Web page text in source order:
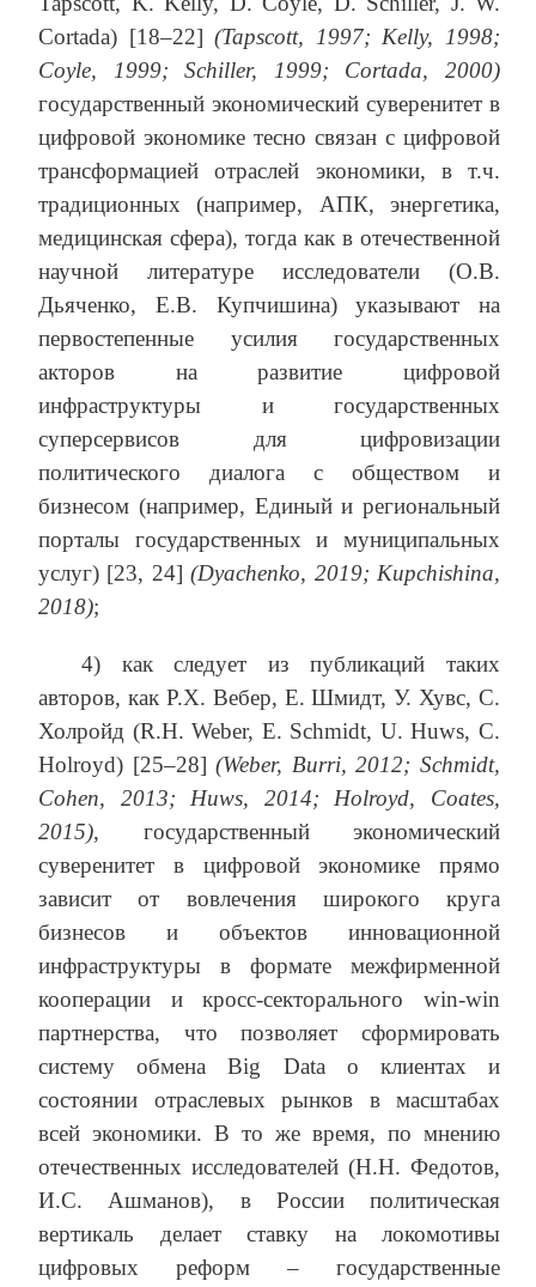
Cortada) [18–22](Tapscott, 1997; Kelly, 1998;
Coyle, 1999; Schiller, 1999; Cortada, 2000)
государственный экономический суверенитет в
цифровой экономике тесно связан с цифровой
трансформацией отраслей экономики, в т.ч.
традиционных (например, АПК, энергетика,
медицинская сфера), тогда как в отечественной
научной литературе исследователи (О.В.
Дьяченко, Е.В. Купчишина) указывают на
первостепенные усилия государственных
акторов на развитие цифровой
инфраструктуры и государственных
суперсервисов для цифровизации
политического диалога с обществом и
бизнесом (например, Единый и региональный
порталы государственных и муниципальных
услуг) [23, 24](Dyachenko, 2019; Kupchishina,
2018);
4) как следует из публикаций таких
авторов, как Р.Х. Вебер, Е. Шмидт, У. Хувс, С.
Холройд (R.H. Weber, E. Schmidt, U. Huws, C.
Holroyd) [25–28](Weber, Burri, 2012; Schmidt,
Cohen, 2013; Huws, 2014; Holroyd, Coates,
2015), государственный экономический
суверенитет в цифровой экономике прямо
зависит от вовлечения широкого круга
бизнесов и объектов инновационной
инфраструктуры в формате межфирменной
кооперации и кросс-секторального win-win
партнерства, что позволяет сформировать
систему обмена Big Data о клиентах и
состоянии отраслевых рынков в масштабах
всей экономики. В то же время, по мнению
отечественных исследователей (Н.Н. Федотов,
И.С. Ашманов), в России политическая
вертикаль делает ставку на локомотивы
цифровых реформ – государственные